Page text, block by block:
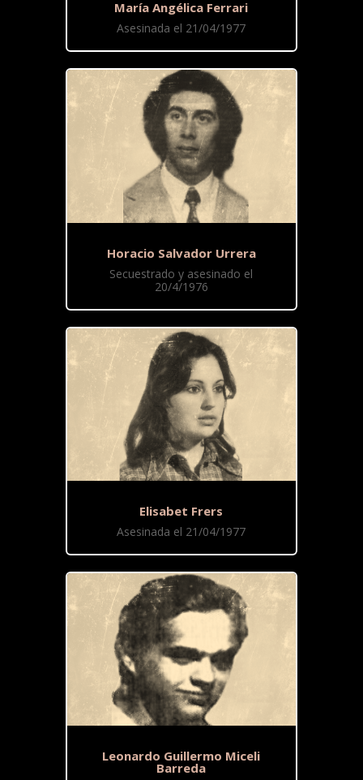
María Angélica Ferrari
Asesinada el 21/04/1977
Horacio Salvador Urrera
Secuestrado y asesinado el
20/4/1976
Elisabet Frers
Asesinada el 21/04/1977
Leonardo Guillermo Miceli
Barreda